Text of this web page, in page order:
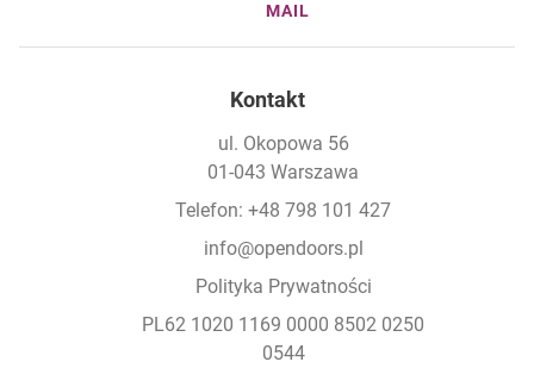
MAIL
Kontakt
ul. Okopowa 56
01-043 Warszawa
Telefon: +48 798 101 427
info@opendoors.pl
Polityka Prywatności
PL62 1020 1169 0000 8502 0250
0544